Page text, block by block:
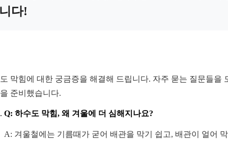
다!
막힘에 대한 궁금증을 해결해 드립니다. 자주 묻는 질문들을
준비했습니다.
Q: 하수도 막힘, 왜 겨울에 더 심해지나요?
A: 겨울철에는 기름때가 굳어 배관을 막기 쉽고, 배관이 얼어